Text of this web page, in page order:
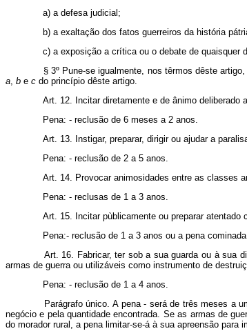
a) a defesa judicial;
b) a exaltação dos fatos guerreiros da história
c) a exposição a crítica ou o debate de quaisquer
§ 3º Pune-se igualmente, nos têrmos dêste
a, b e c do princípio dêste artigo.
Art. 12. Incitar diretamente e de ânimo
Pena: - reclusão de 6 meses a 2 anos.
Art. 13. Instigar, preparar, dirigir ou ajudar a
Pena: - reclusão de 2 a 5 anos.
Art. 14. Provocar animosidades entre as classes
Pena: - reclusas de 1 a 3 anos.
Art. 15. Incitar pùblicamente ou preparar
Pena:- reclusão de 1 a 3 anos ou a pena
Art. 16. Fabricar, ter sob a sua guarda ou à sua
armas de guerra ou utilizáveis como instrumento de
Pena: - reclusão de 1 a 4 anos.
Parágrafo único. A pena - será de três meses a
negócio e pela quantidade encontrada. Se as armas de
do morador rural, a pena limitar-se-á à sua apreensão